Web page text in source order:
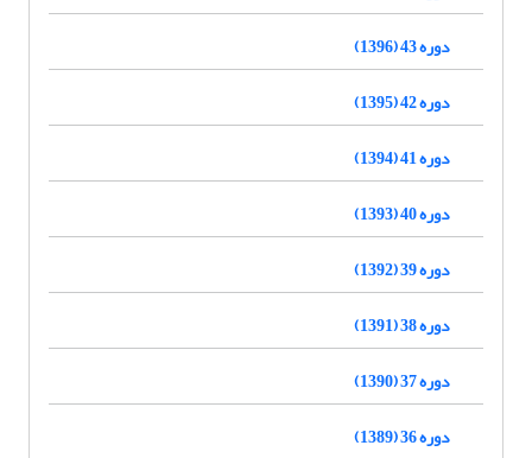
دوره 43 (1396)
دوره 42 (1395)
دوره 41 (1394)
دوره 40 (1393)
دوره 39 (1392)
دوره 38 (1391)
دوره 37 (1390)
دوره 36 (1389)